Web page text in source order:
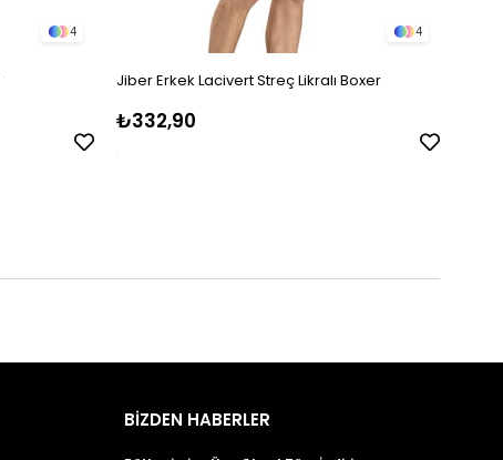
4 4
Jiber Erkek Lacivert Streç Likralı Boxer
₺332,90
BİZDEN HABERLER